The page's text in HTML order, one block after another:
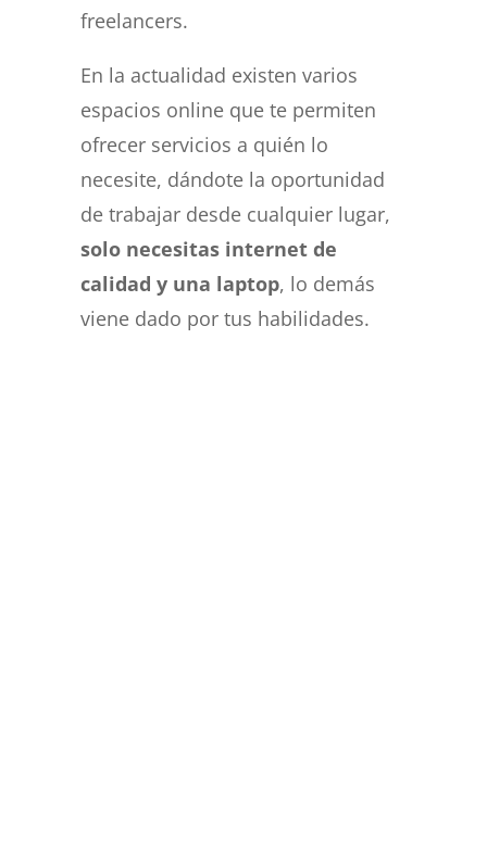
freelancers.
En la actualidad existen varios
espacios online que te permiten
ofrecer servicios a quién lo
necesite, dándote la oportunidad
de trabajar desde cualquier lugar,
solo necesitas internet de
calidad y una laptop, lo demás
viene dado por tus habilidades.